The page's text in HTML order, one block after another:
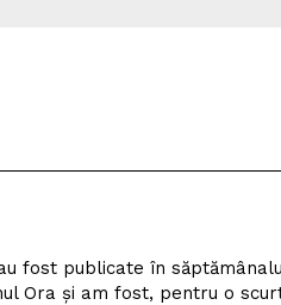
fost publicate în
Ora și am fost, pentru o